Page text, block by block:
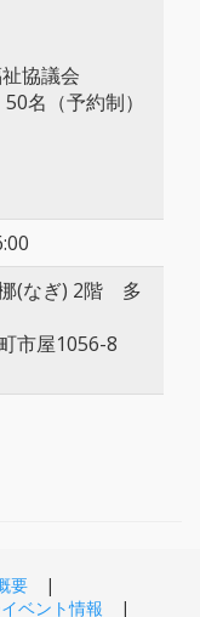
協議会
名（予約制）
(なぎ) 2階 多
市屋1056-8
要
ベント情報